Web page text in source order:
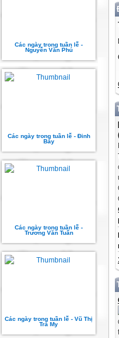
Các ngày trong tuần lễ -
Nguyễn Văn Phú
Các ngày trong tuần lễ - Đinh
Bảy
Các ngày trong tuần lễ -
Trương Văn Tuấn
Các ngày trong tuần lễ - Vũ Thị
Trà My